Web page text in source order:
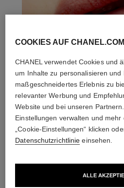
COOKIES AUF CHANEL.COM
CHANEL verwendet Cookies und
um Inhalte zu personalisieren und
maßgeschneidertes Erlebnis zu
relevanter Werbung und
Website und bei unseren
Einstellungen verwalten und
„Cookie-Einstellungen“ klicken
Datenschutzrichtlinie einsehen.
ALLE